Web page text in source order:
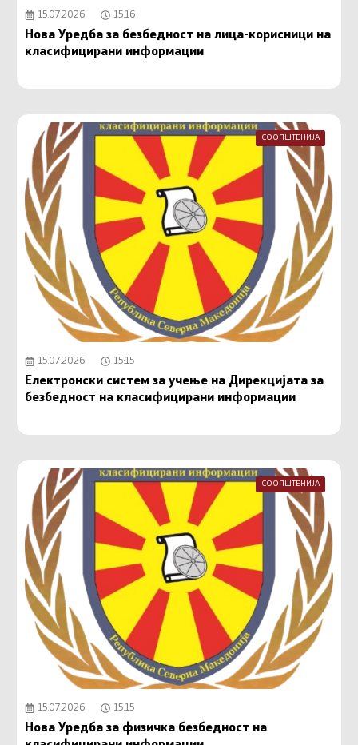
15.07.2026 15:16
Нова Уредба за безбедност на лица-корисници на
класифицирани информации
СООПШТЕНИЈА
15.07.2026 15:15
Електронски систем за учење на Дирекцијата за
безбедност на класифицирани информации
СООПШТЕНИЈА
15.07.2026 15:15
Нова Уредба за физичка безбедност на